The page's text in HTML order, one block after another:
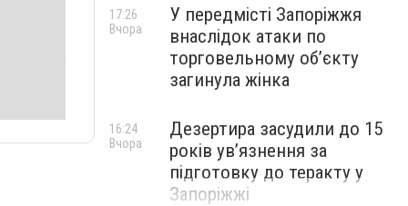
У передмісті Запоріжжя
внаслідок атаки по
торговельному обʼєкту
загинула жінка
17:26
Вчора
Дезертира засудили до 15
років увʼязнення за
підготовку до теракту у
Запоріжжі
16:24
Вчора